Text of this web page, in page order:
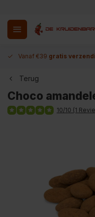
Vanaf €39 gratis
Terug
Choco
10/10 (1